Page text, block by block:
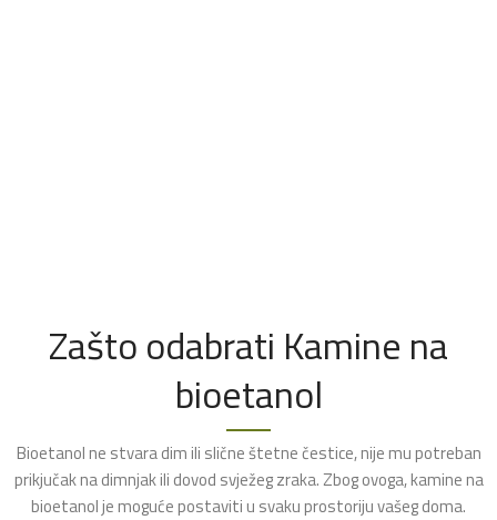
Zašto odabrati Kamine na
bioetanol
Bioetanol ne stvara dim ili slične štetne čestice, nije mu potreban
prikjučak na dimnjak ili dovod svježeg zraka. Zbog ovoga, kamine na
bioetanol je moguće postaviti u svaku prostoriju vašeg doma.